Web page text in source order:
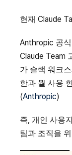
현재 Claude
Anthropic 공
Claude Team
가 슬랙 워크
한과 월 사용
(Anthropic)
즉, 개인 사용
팀과 조직을